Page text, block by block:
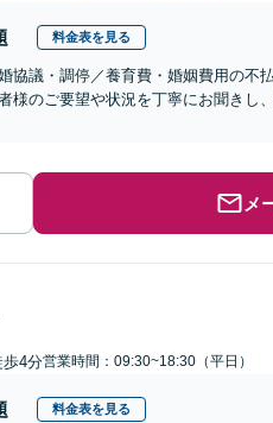
料金表を見る
協議・調停／養育費・婚姻費用の不
様のご要望や状況を丁寧にお聞きし
メ
歩4分営業時間：09:30~18:30（平日）
料金表を見る